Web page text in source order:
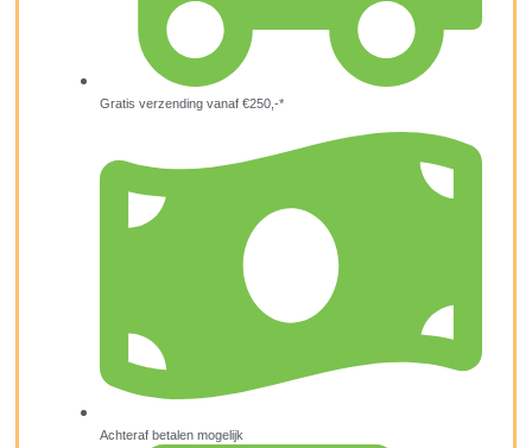
Gratis verzending vanaf €250,-*
Achteraf betalen mogelijk